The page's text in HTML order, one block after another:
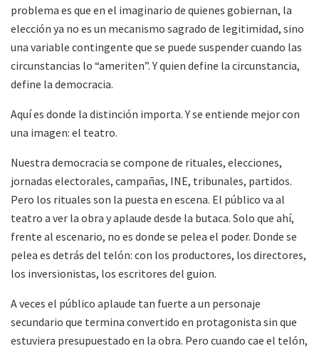
problema es que en el imaginario de quienes gobiernan, la
elección ya no es un mecanismo sagrado de legitimidad, sino
una variable contingente que se puede suspender cuando las
circunstancias lo “ameriten”. Y quien define la circunstancia,
define la democracia.
Aquí es donde la distinción importa. Y se entiende mejor con
una imagen: el teatro.
Nuestra democracia se compone de rituales, elecciones,
jornadas electorales, campañas, INE, tribunales, partidos.
Pero los rituales son la puesta en escena. El público va al
teatro a ver la obra y aplaude desde la butaca. Solo que ahí,
frente al escenario, no es donde se pelea el poder. Donde se
pelea es detrás del telón: con los productores, los directores,
los inversionistas, los escritores del guion.
A veces el público aplaude tan fuerte a un personaje
secundario que termina convertido en protagonista sin que
estuviera presupuestado en la obra. Pero cuando cae el telón,